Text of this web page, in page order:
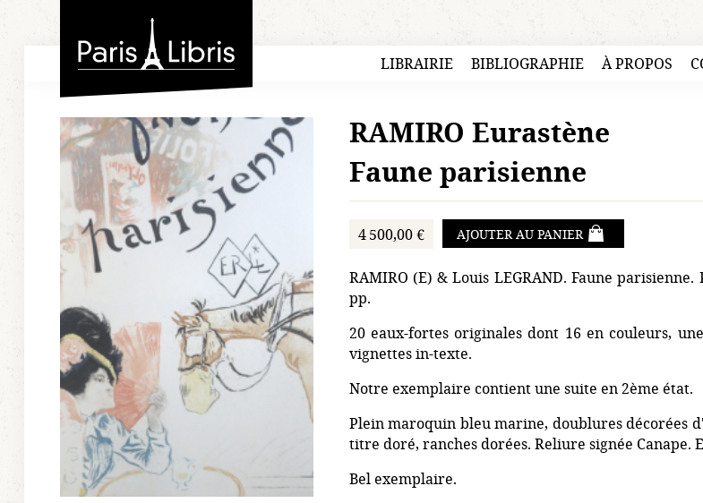
LIBRAIRIE
BIBLIOGRAPHIE À PROPOS
RAMIRO Eurastène
Faune parisienne
4 500,00 € AJOUTER AU PANIER
RAMIRO (E) & Louis LEGRAND. Faune
pp.
20 eaux-fortes originales dont 16 en couleurs,
vignettes in-texte.
Notre exemplaire contient une suite en 2ème état.
Plein maroquin bleu marine, doublures décorées
titre doré, ranches dorées. Reliure signée Canape.
Bel exemplaire.